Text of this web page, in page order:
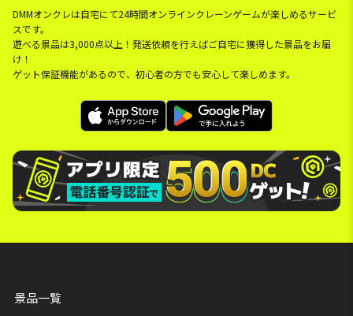
DMMオンクレは自宅にて24時間オンラインクレーンゲームが楽しめるサービ
スです。
遊べる景品は3,000点以上！発送依頼を行えばご自宅に獲得した景品をお届
け！
ゲット保証機能があるので、初心者の方でも安心して楽しめます。
景品一覧